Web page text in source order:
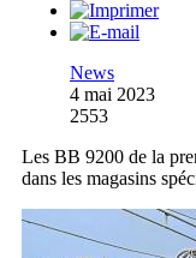
News
4 mai 2023
2553
Les BB 9200 de la
dans les magasins